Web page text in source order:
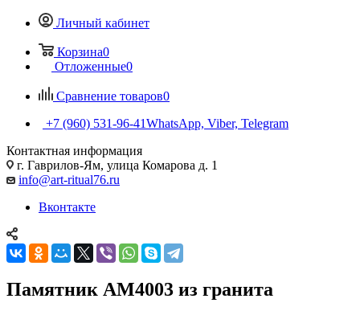
Личный кабинет
Корзина0
Отложенные0
Сравнение товаров0
+7 (960) 531-96-41WhatsApp, Viber, Telegram
Контактная информация
г. Гаврилов-Ям, улица Комарова д. 1
info@art-ritual76.ru
Вконтакте
Памятник AM4003 из гранита